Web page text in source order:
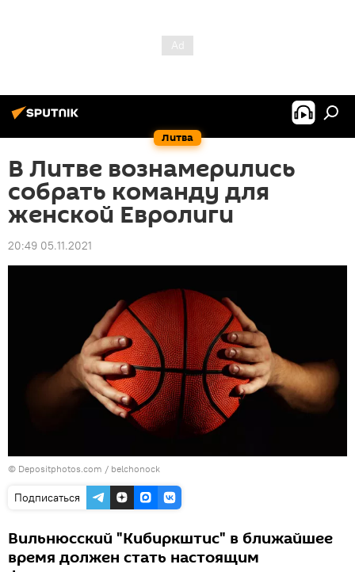
Литва
В Литве вознамерились
собрать команду для
женской Евролиги
20:49 05.11.2021
© Depositphotos.com / belchonock
Подписаться
Вильнюсский "Кибиркштис" в ближайшее
время должен стать настоящим